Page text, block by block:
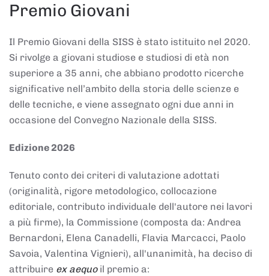
Premio Giovani
Il Premio Giovani della SISS è stato istituito nel 2020.
Si rivolge a giovani studiose e studiosi di età non
superiore a 35 anni, che abbiano prodotto ricerche
significative nell’ambito della storia delle scienze e
delle tecniche, e viene assegnato ogni due anni in
occasione del Convegno Nazionale della SISS.
Edizione 2026
Tenuto conto dei criteri di valutazione adottati
(originalità, rigore metodologico, collocazione
editoriale, contributo individuale dell'autore nei lavori
a più firme), la Commissione (composta da: Andrea
Bernardoni, Elena Canadelli, Flavia Marcacci, Paolo
Savoia, Valentina Vignieri), all'unanimità, ha deciso di
attribuire ex aequoil premio a: